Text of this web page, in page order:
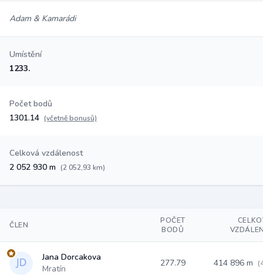
Adam & Kamarádi
Umístění
1233.
Počet bodů
1301.14 (včetně bonusů)
Celková vzdálenost
2 052 930 m (2 052,93 km)
ČLEN
POČET
BODŮ
Jana Dorcakova
Mratín
277.79 414 896 m